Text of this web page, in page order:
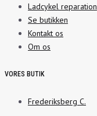
Ladcykel reparation
Se butikken
Kontakt os
Om os
VORES BUTIK
Frederiksberg C.